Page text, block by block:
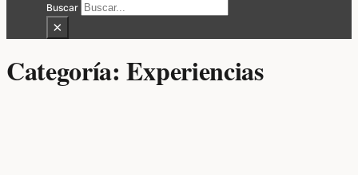
Buscar
×
Categoría:Experiencias